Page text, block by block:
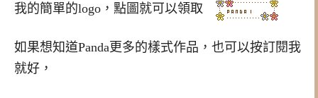
我的簡單的logo，點圖就可以領取
如果想知道Panda更多的樣式作品，也可以按訂閱我
就好，